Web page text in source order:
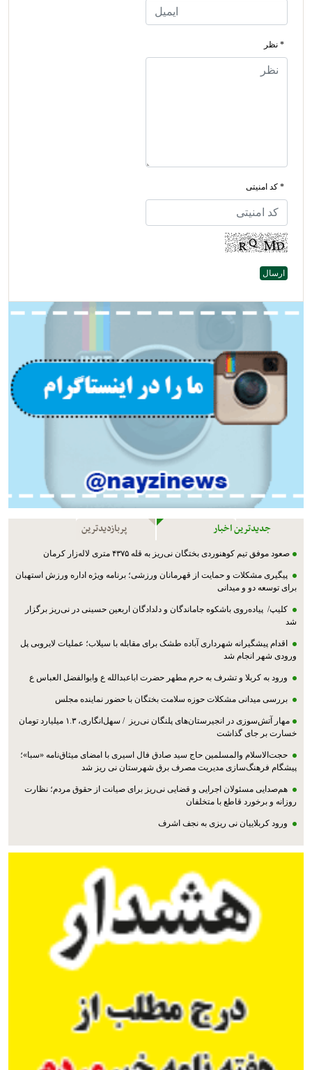
* نظر
* کد امنیتی
جدیدترین اخبار پربازدیدترین
صعود موفق تیم کوهنوردی بختگان نی‌ریز به قله ۴۳۷۵ متری لاله‌زار کرمان
پیگیری مشکلات و حمایت از قهرمانان ورزشی؛ برنامه ویژه اداره ورزش استهبان
برای توسعه دو و میدانی
کلیپ/ پیاده‌روی باشکوه جاماندگان و دلدادگان اربعین حسینی در نی‌ریز برگزار
شد
اقدام پیشگیرانه شهرداری آباده طشک برای مقابله با سیلاب؛ عملیات لایروبی پل
ورودی شهر انجام شد
ورود به کربلا و تشرف به حرم مطهر حضرت اباعبدالله ع وابوالفضل العباس ع
بررسی میدانی مشکلات حوزه سلامت بختگان با حضور نماینده مجلس
مهار آتش‌سوزی در انجیرستان‌های پلنگان نی‌ریز / سهل‌انگاری، ۱.۳ میلیارد تومان
خسارت بر جای گذاشت
حجت‌الاسلام والمسلمین حاج سید صادق فال اسیری با امضای میثاق‌نامه «سبا»؛
پیشگام فرهنگ‌سازی مدیریت مصرف برق شهرستان نی ریز شد
هم‌صدایی مسئولان اجرایی و قضایی نی‌ریز برای صیانت از حقوق مردم؛ نظارت
روزانه و برخورد قاطع با متخلفان
ورود کربلاییان نی ریزی به نجف اشرف